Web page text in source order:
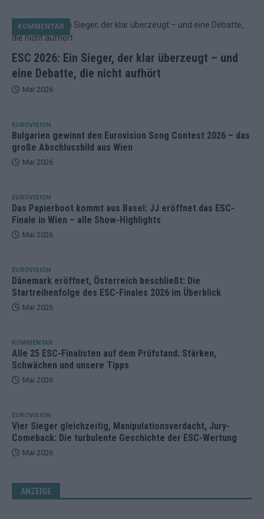
ESC 2026: Ein Sieger, der klar überzeugt – und
eine Debatte, die nicht aufhört
KOMMENTAR
Mai 2026
EUROVISION
Bulgarien gewinnt den Eurovision Song Contest 2026 – das
große Abschlussbild aus Wien
Mai 2026
EUROVISION
Das Papierboot kommt aus Basel: JJ eröffnet das ESC-
Finale in Wien – alle Show-Highlights
Mai 2026
EUROVISION
Dänemark eröffnet, Österreich beschließt: Die
Startreihenfolge des ESC-Finales 2026 im Überblick
Mai 2026
KOMMENTAR
Alle 25 ESC-Finalisten auf dem Prüfstand: Stärken,
Schwächen und unsere Tipps
Mai 2026
EUROVISION
Vier Sieger gleichzeitig, Manipulationsverdacht, Jury-
Comeback: Die turbulente Geschichte der ESC-Wertung
Mai 2026
ANZEIGE